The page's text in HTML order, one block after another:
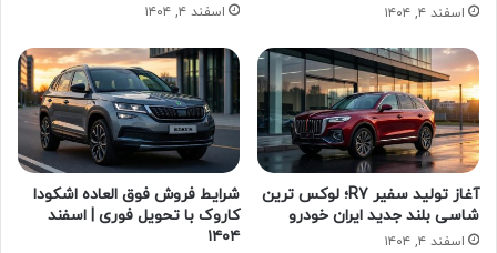
اسفند ۴, ۱۴۰۴ اسفند ۴, ۱۴۰۴
آغاز تولید سفیر R7؛ لوکس ترین
شاسی بلند جدید ایران خودرو
اسفند ۴, ۱۴۰۴
شرایط فروش فوق العاده اشکودا
کاروک با تحویل فوری | اسفند
۱۴۰۴